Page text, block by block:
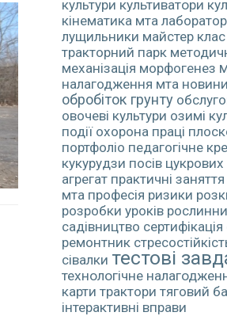
культури культиватори
кінематика мта
лущильники майстер клас
тракторний парк
механізація морфогенез
налагодження мта новини
обробіток грунту
овочеві культури озимі
події охорона праці
портфоліо педагогічне
кукурудзи посів цукрових
агрегат практичні заняття
мта професія ризики
розробки уроків
садівництво сертифікація
ремонтник
сівалки тестові
технологічне
карти трактори тяговий
інтерактивні вправи